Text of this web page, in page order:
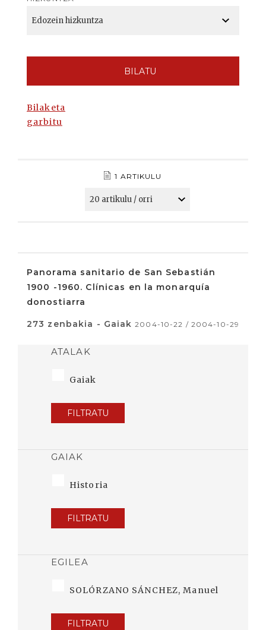
BILATU
Bilaketa
garbitu
1 ARTIKULU
Panorama sanitario de San Sebastián
1900 -1960. Clínicas en la monarquía
donostiarra
273 zenbakia - Gaiak 2004-10-22 / 2004-10-29
ATALAK
Gaiak
FILTRATU
GAIAK
Historia
FILTRATU
EGILEA
SOLÓRZANO SÁNCHEZ, Manuel
FILTRATU